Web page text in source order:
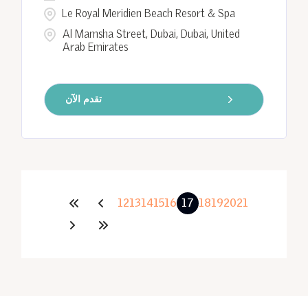
Al Mamsha Street, Dubai, Dubai, United
Arab Emirates
Le Royal Meridien Beach Resort & Spa
تقدم الآن
12 13 14 15 16 17 18 192021